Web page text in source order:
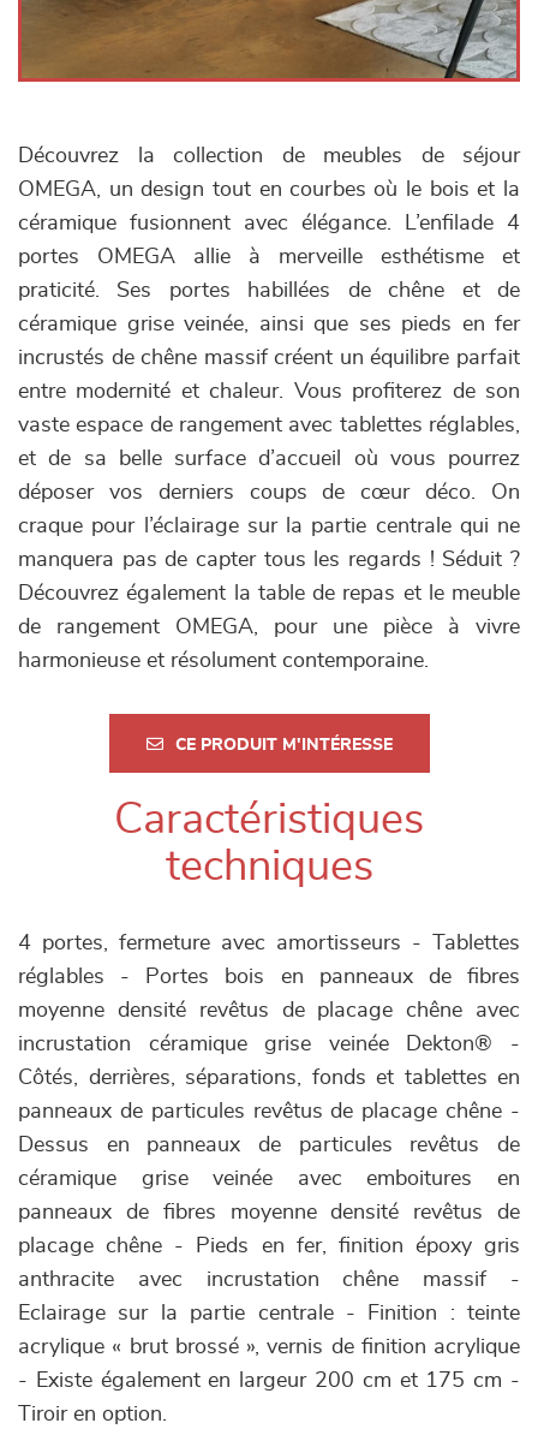
Découvrez la collection de meubles de séjour
OMEGA, un design tout en courbes où le bois et la
céramique fusionnent avec élégance. L’enfilade 4
portes OMEGA allie à merveille esthétisme et
praticité. Ses portes habillées de chêne et de
céramique grise veinée, ainsi que ses pieds en fer
incrustés de chêne massif créent un équilibre parfait
entre modernité et chaleur. Vous profiterez de son
vaste espace de rangement avec tablettes réglables,
et de sa belle surface d’accueil où vous pourrez
déposer vos derniers coups de cœur déco. On
craque pour l’éclairage sur la partie centrale qui ne
manquera pas de capter tous les regards ! Séduit ?
Découvrez également la table de repas et le meuble
de rangement OMEGA, pour une pièce à vivre
harmonieuse et résolument contemporaine.
CE PRODUIT M'INTÉRESSE
Caractéristiques
techniques
4 portes, fermeture avec amortisseurs - Tablettes
réglables - Portes bois en panneaux de fibres
moyenne densité revêtus de placage chêne avec
incrustation céramique grise veinée Dekton® -
Côtés, derrières, séparations, fonds et tablettes en
panneaux de particules revêtus de placage chêne -
Dessus en panneaux de particules revêtus de
céramique grise veinée avec emboitures en
panneaux de fibres moyenne densité revêtus de
placage chêne - Pieds en fer, finition époxy gris
anthracite avec incrustation chêne massif -
Eclairage sur la partie centrale - Finition : teinte
acrylique « brut brossé », vernis de finition acrylique
- Existe également en largeur 200 cm et 175 cm -
Tiroir en option.